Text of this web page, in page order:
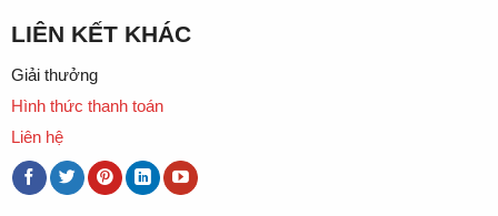
LIÊN KẾT KHÁC
Giải thưởng
Hình thức thanh toán
Liên hệ